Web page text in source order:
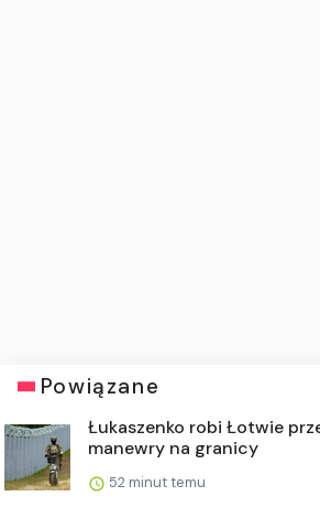
Powiązane
Łukaszenko robi Łotwie
manewry na granicy
52 minut temu